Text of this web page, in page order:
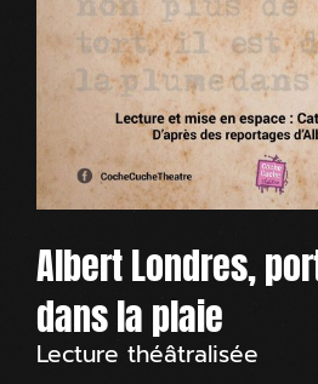
Albert Londres,
dans la plaie
Lecture théâtralisée